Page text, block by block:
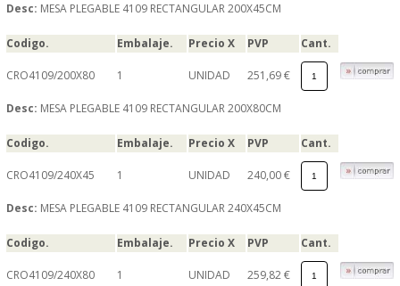
Desc: MESA PLEGABLE 4109 RECTANGULAR 200X45CM
Codigo. Embalaje. Precio X PVP Cant.
CRO4109/200X80 1 UNIDAD 251,69 €
Desc: MESA PLEGABLE 4109 RECTANGULAR 200X80CM
Codigo. Embalaje. Precio X PVP Cant.
CRO4109/240X45 1 UNIDAD 240,00 €
Desc: MESA PLEGABLE 4109 RECTANGULAR 240X45CM
Codigo. Embalaje. Precio X PVP Cant.
CRO4109/240X80 1 UNIDAD 259,82 €